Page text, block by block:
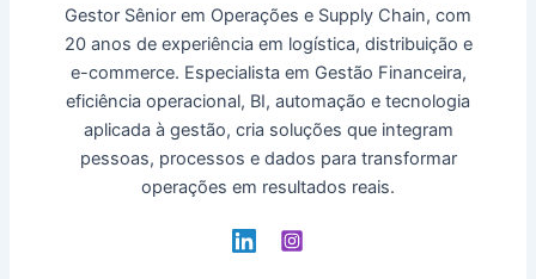
Gestor Sênior em Operações e Supply Chain, com
20 anos de experiência em logística, distribuição e
e-commerce. Especialista em Gestão Financeira,
eficiência operacional, BI, automação e tecnologia
aplicada à gestão, cria soluções que integram
pessoas, processos e dados para transformar
operações em resultados reais.